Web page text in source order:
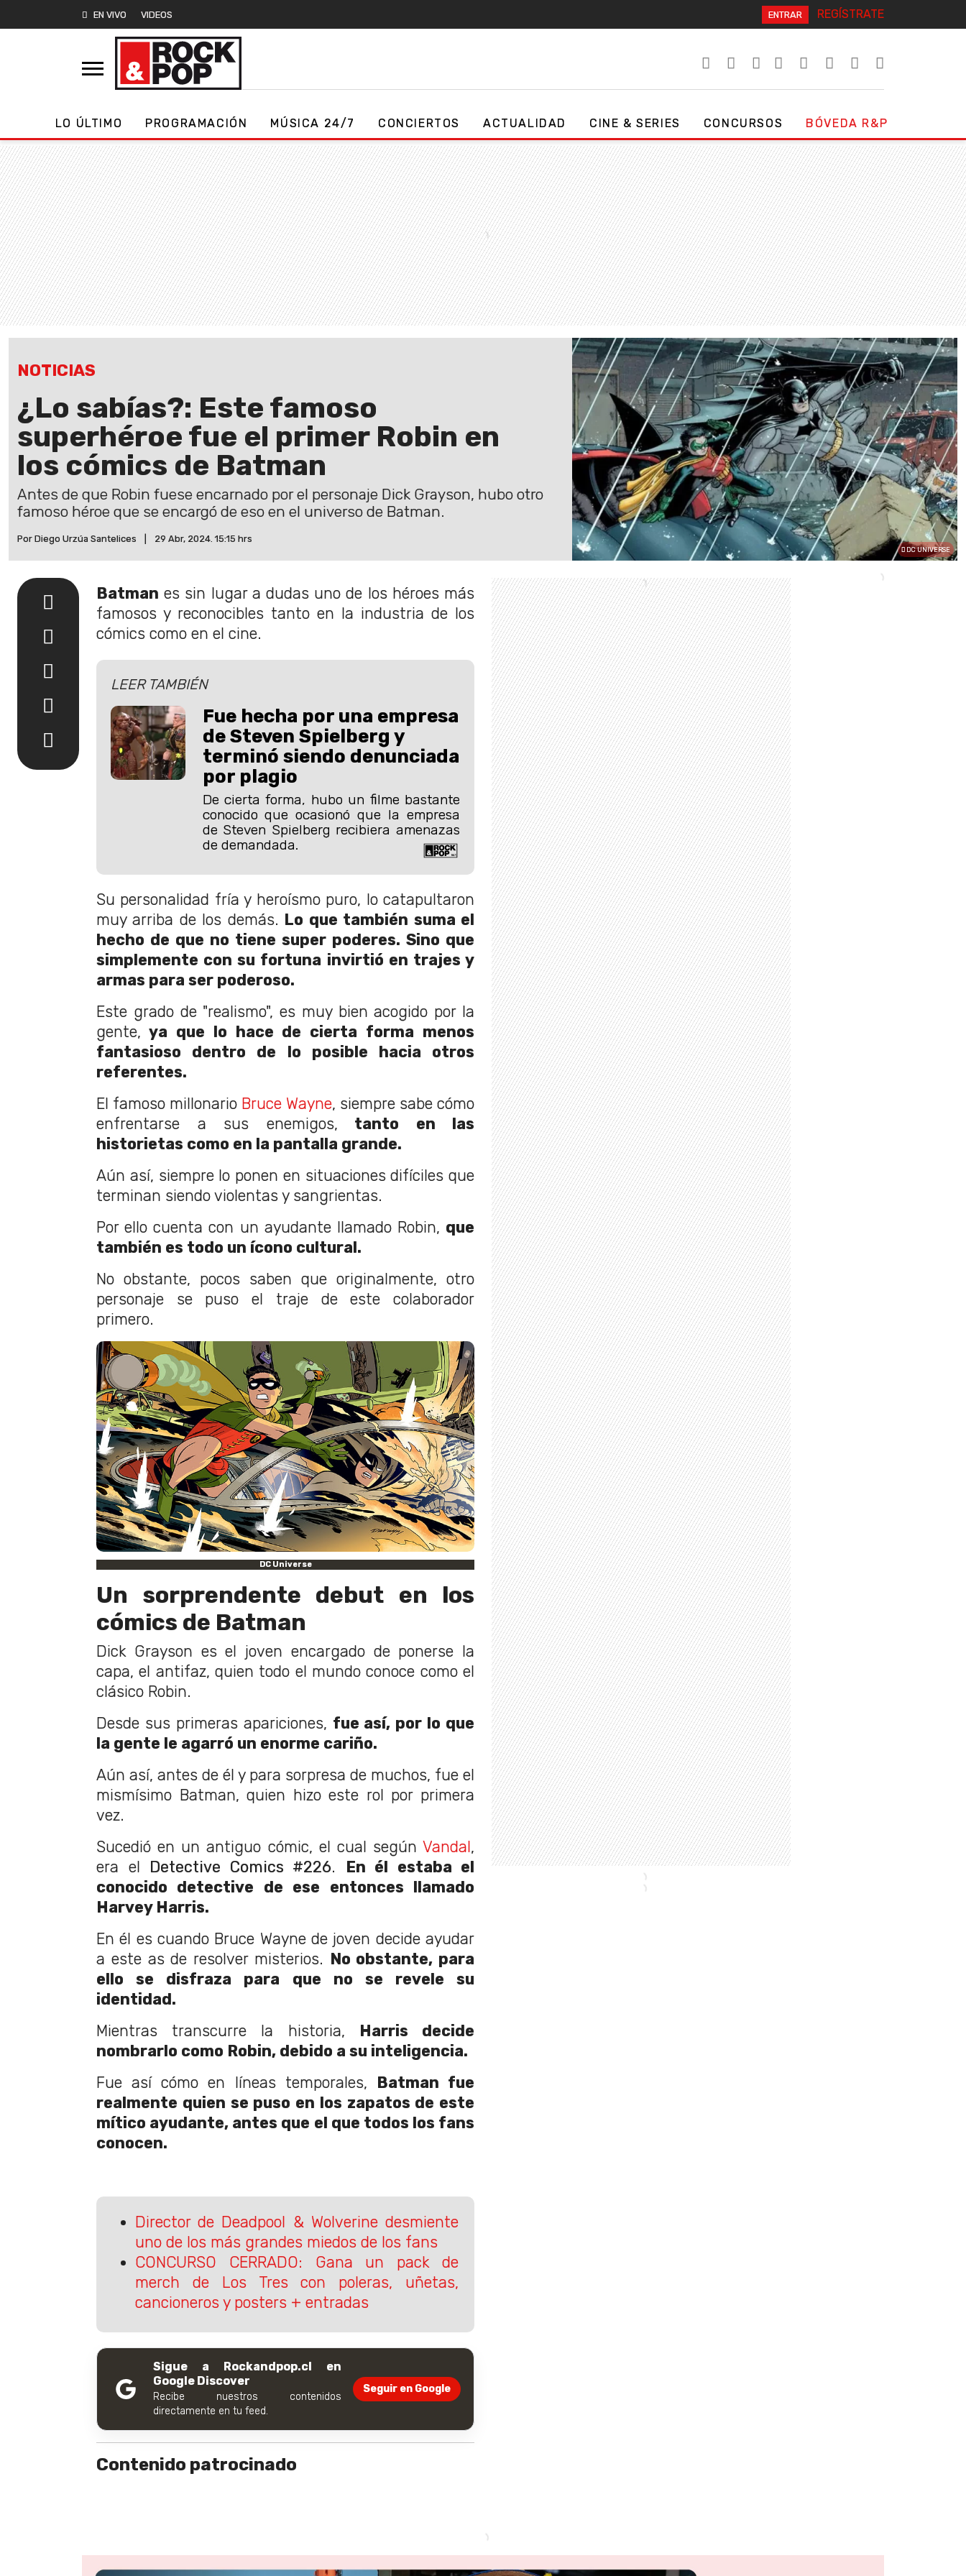
EN VIVO VIDEOS ENTRAR REGÍSTRATE
LO ÚLTIMO PROGRAMACIÓN MÚSICA 24/7 CONCIERTOS ACTUALIDAD CINE & SERIES CONCURSOS BÓVEDA R&P
NOTICIAS
¿Lo sabías?: Este famoso
superhéroe fue el primer Robin en
los cómics de Batman
Antes de que Robin fuese encarnado por el personaje Dick Grayson, hubo otro
famoso héroe que se encargó de eso en el universo de Batman.
Por Diego Urzúa Santelices 29 Abr, 2024. 15:15 hrs
DC UNIVERSE
Batman es sin lugar a dudas uno de los héroes más
famosos y reconocibles tanto en la industria de los
cómics como en el cine.
LEER TAMBIÉN
Fue hecha por una empresa
de Steven Spielberg y
terminó siendo denunciada
por plagio
De cierta forma, hubo un filme bastante
conocido que ocasionó que la empresa
de Steven Spielberg recibiera amenazas
de demandada.
Su personalidad fría y heroísmo puro, lo catapultaron
muy arriba de los demás. Lo que también suma el
hecho de que no tiene super poderes. Sino que
simplemente con su fortuna invirtió en trajes y
armas para ser poderoso.
Este grado de "realismo", es muy bien acogido por la
gente, ya que lo hace de cierta forma menos
fantasioso dentro de lo posible hacia otros
referentes.
El famoso millonario Bruce Wayne, siempre sabe cómo
enfrentarse a sus enemigos, tanto en las
historietas como en la pantalla grande.
Aún así, siempre lo ponen en situaciones difíciles que
terminan siendo violentas y sangrientas.
Por ello cuenta con un ayudante llamado Robin, que
también es todo un ícono cultural.
No obstante, pocos saben que originalmente, otro
personaje se puso el traje de este colaborador
primero.
DC Universe
Un sorprendente debut en los
cómics de Batman
Dick Grayson es el joven encargado de ponerse la
capa, el antifaz, quien todo el mundo conoce como el
clásico Robin.
Desde sus primeras apariciones, fue así, por lo que
la gente le agarró un enorme cariño.
Aún así, antes de él y para sorpresa de muchos, fue el
mismísimo Batman, quien hizo este rol por primera
vez.
Sucedió en un antiguo cómic, el cual según Vandal ,
era el
Detective Comics #226.
En él estaba el
conocido detective de ese entonces llamado
Harvey Harris.
En él es cuando Bruce Wayne de joven decide ayudar
a este as de resolver misterios.
No obstante, para
ello se disfraza para que no se revele su
identidad.
Mientras transcurre la historia,
Harris decide
nombrarlo como Robin, debido a su inteligencia.
Fue así cómo en líneas temporales,
Batman fue
realmente quien se puso en los zapatos de este
mítico ayudante, antes que el que todos los fans
conocen.
Director de Deadpool & Wolverine desmiente
uno de los más grandes miedos de los fans
CONCURSO CERRADO: Gana un pack de
merch de Los Tres con poleras, uñetas,
cancioneros y posters + entradas
Sigue a Rockandpop.cl en
Google Discover
Recibe nuestros contenidos
directamente en tu feed.
Seguir en Google
Contenido patrocinado